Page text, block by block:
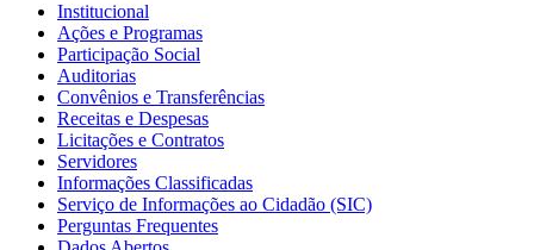
Institucional
Ações e Programas
Participação Social
Auditorias
Convênios e Transferências
Receitas e Despesas
Licitações e Contratos
Servidores
Informações Classificadas
Serviço de Informações ao Cidadão (SIC)
Perguntas Frequentes